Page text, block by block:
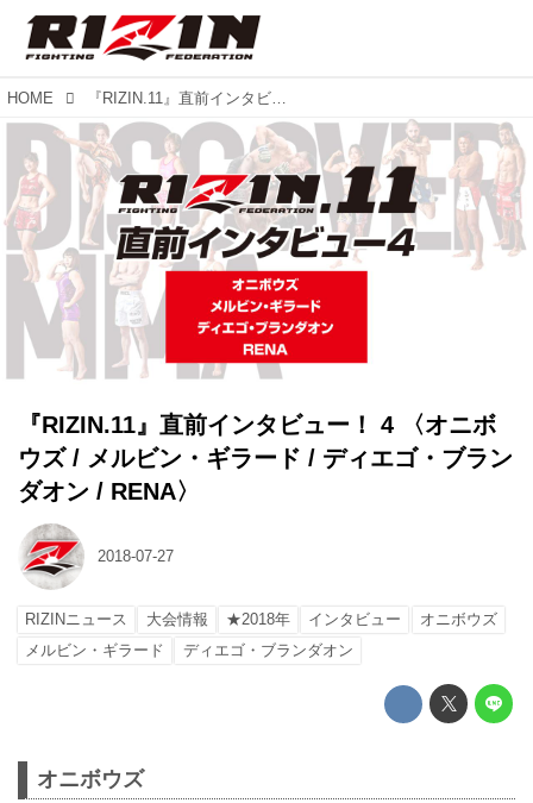
HOME 『RIZIN.11』直前インタビュー！ 4 〈オニボウズ / メルビン・ギラード / ディエゴ・ブランダオン / RENA〉
『RIZIN.11』直前インタビュー！ 4 〈オニボ
ウズ / メルビン・ギラード / ディエゴ・ブラン
ダオン / RENA〉
2018-07-27
RIZINニュース 大会情報 ★2018年 インタビュー
オニボウズ
メルビン・ギラード
ディエゴ・ブランダオン
オニボウズ